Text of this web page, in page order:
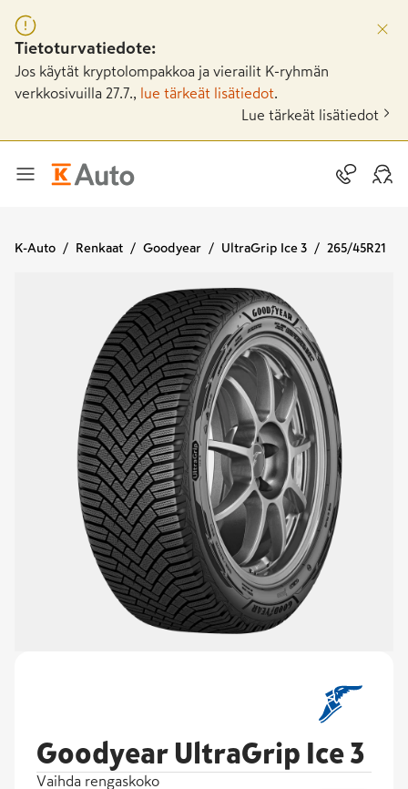
Tietoturvatiedote:
Jos käytät kryptolompakkoa ja vierailit K-ryhmän
verkkosivuilla 27.7.,
lue tärkeät lisätiedot
Lue tärkeät lisätiedot
K-Auto Renkaat Goodyear UltraGrip Ice 3 265/45R21
Goodyear UltraGrip Ice 3
Vaihda rengaskoko